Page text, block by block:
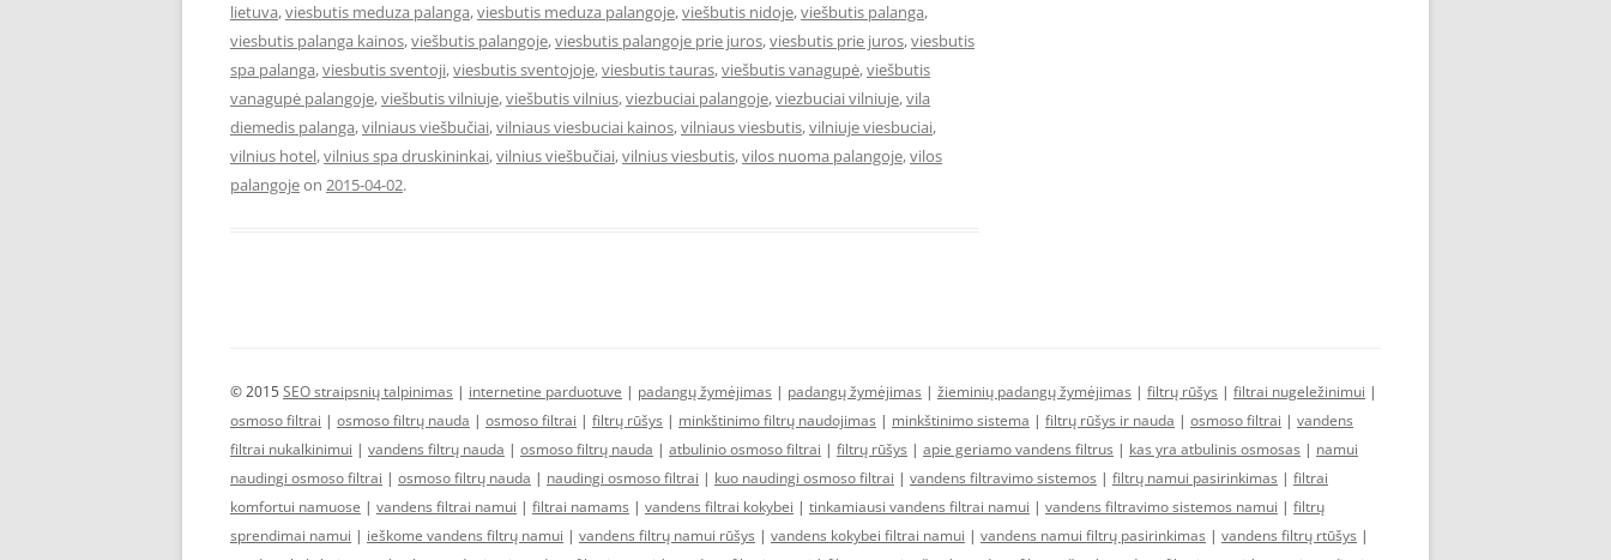
lietuva,viesbutis meduza palanga,viesbutis meduza palangoje,viešbutis nidoje,viešbutis palanga,
viesbutis palanga kainos,viešbutis palangoje,viesbutis palangoje prie juros,viesbutis prie juros,viesbutis
spa palanga,viesbutis sventoji,viesbutis sventojoje,viesbutis tauras,viešbutis vanagupė,viešbutis
vanagupė palangoje,viešbutis vilniuje,viešbutis vilnius,viezbuciai palangoje,viezbuciai vilniuje,vila
diemedis palanga,vilniaus viešbučiai,vilniaus viesbuciai kainos,vilniaus viesbutis,vilniuje viesbuciai,
vilnius hotel,vilnius spa druskininkai,vilnius viešbučiai,vilnius viesbutis,vilos nuoma palangoje,vilos
palangojeon 2015-04-02.
© 2015SEO straipsnių talpinimas | internetine parduotuve | padangų žymėjimas | padangų žymėjimas | žieminių padangų žymėjimas | filtrų rūšys | filtrai nugeležinimui |
osmoso filtrai | osmoso filtrų nauda | osmoso filtrai | filtrų rūšys | minkštinimo filtrų naudojimas | minkštinimo sistema | filtrų rūšys ir nauda | osmoso filtrai | vandens
filtrai nukalkinimui | vandens filtrų nauda | osmoso filtrų nauda | atbulinio osmoso filtrai | filtrų rūšys | apie geriamo vandens filtrus | kas yra atbulinis osmosas | namui
naudingi osmoso filtrai | osmoso filtrų nauda | naudingi osmoso filtrai | kuo naudingi osmoso filtrai | vandens filtravimo sistemos | filtrų namui pasirinkimas | filtrai
komfortui namuose | vandens filtrai namui | filtrai namams | vandens filtrai kokybei | tinkamiausi vandens filtrai namui | vandens filtravimo sistemos namui | filtrų
sprendimai namui | ieškome vandens filtrų namui | vandens filtrų namui rūšys | vandens kokybei filtrai namui | vandens namui filtrų pasirinkimas | vandens filtrų rtūšys |